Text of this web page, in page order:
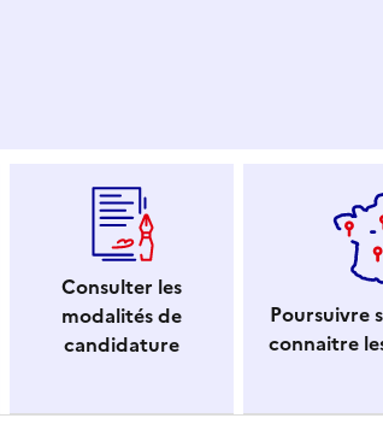
Consulter les
modalités de
candidature
Poursuivre
connaitre